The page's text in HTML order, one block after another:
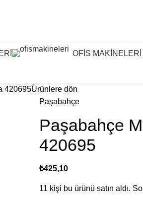
OFİS MAKİNELERİ
420695Ürünlere dön
Paşabahçe
Paşabahçe
420695
₺425,10
11 kişi bu ürünü satın aldı.